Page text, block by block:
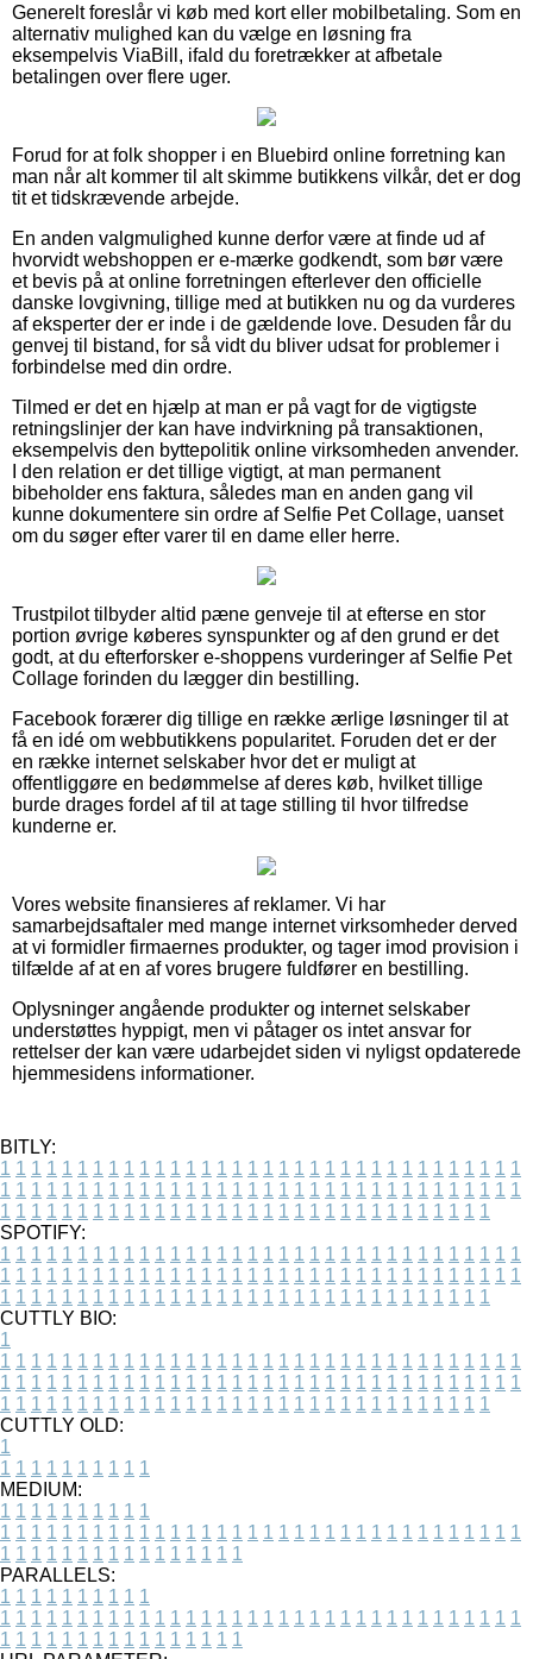
Generelt foreslår vi køb med kort eller mobilbetaling. Som en
alternativ mulighed kan du vælge en løsning fra
eksempelvis ViaBill, ifald du foretrækker at afbetale
betalingen over flere uger.
Forud for at folk shopper i en Bluebird online forretning kan
man når alt kommer til alt skimme butikkens vilkår, det er dog
tit et tidskrævende arbejde.
En anden valgmulighed kunne derfor være at finde ud af
hvorvidt webshoppen er e-mærke godkendt, som bør være
et bevis på at online forretningen efterlever den officielle
danske lovgivning, tillige med at butikken nu og da vurderes
af eksperter der er inde i de gældende love. Desuden får du
genvej til bistand, for så vidt du bliver udsat for problemer i
forbindelse med din ordre.
Tilmed er det en hjælp at man er på vagt for de vigtigste
retningslinjer der kan have indvirkning på transaktionen,
eksempelvis den byttepolitik online virksomheden anvender.
I den relation er det tillige vigtigt, at man permanent
bibeholder ens faktura, således man en anden gang vil
kunne dokumentere sin ordre af Selfie Pet Collage, uanset
om du søger efter varer til en dame eller herre.
Trustpilot tilbyder altid pæne genveje til at efterse en stor
portion øvrige køberes synspunkter og af den grund er det
godt, at du efterforsker e-shoppens vurderinger af Selfie Pet
Collage forinden du lægger din bestilling.
Facebook forærer dig tillige en række ærlige løsninger til at
få en idé om webbutikkens popularitet. Foruden det er der
en række internet selskaber hvor det er muligt at
offentliggøre en bedømmelse af deres køb, hvilket tillige
burde drages fordel af til at tage stilling til hvor tilfredse
kunderne er.
Vores website finansieres af reklamer. Vi har
samarbejdsaftaler med mange internet virksomheder derved
at vi formidler firmaernes produkter, og tager imod provision i
tilfælde af at en af vores brugere fuldfører en bestilling.
Oplysninger angående produkter og internet selskaber
understøttes hyppigt, men vi påtager os intet ansvar for
rettelser der kan være udarbejdet siden vi nyligst opdaterede
hjemmesidens informationer.
BITLY:
1 1 1 1 1 1 1 1 1 1 1 1 1 1 1 1 1 1 1 1 1 1 1 1 1 1 1 1 1 1 1 1 1 1
1 1 1 1 1 1 1 1 1 1 1 1 1 1 1 1 1 1 1 1 1 1 1 1 1 1 1 1 1 1 1 1 1 1
1 1 1 1 1 1 1 1 1 1 1 1 1 1 1 1 1 1 1 1 1 1 1 1 1 1 1 1 1 1 1 1
SPOTIFY:
1 1 1 1 1 1 1 1 1 1 1 1 1 1 1 1 1 1 1 1 1 1 1 1 1 1 1 1 1 1 1 1 1 1
1 1 1 1 1 1 1 1 1 1 1 1 1 1 1 1 1 1 1 1 1 1 1 1 1 1 1 1 1 1 1 1 1 1
1 1 1 1 1 1 1 1 1 1 1 1 1 1 1 1 1 1 1 1 1 1 1 1 1 1 1 1 1 1 1 1
CUTTLY BIO:
1
1 1 1 1 1 1 1 1 1 1 1 1 1 1 1 1 1 1 1 1 1 1 1 1 1 1 1 1 1 1 1 1 1 1
1 1 1 1 1 1 1 1 1 1 1 1 1 1 1 1 1 1 1 1 1 1 1 1 1 1 1 1 1 1 1 1 1 1
1 1 1 1 1 1 1 1 1 1 1 1 1 1 1 1 1 1 1 1 1 1 1 1 1 1 1 1 1 1 1 1
CUTTLY OLD:
1
1 1 1 1 1 1 1 1 1 1
MEDIUM:
1 1 1 1 1 1 1 1 1 1
1 1 1 1 1 1 1 1 1 1 1 1 1 1 1 1 1 1 1 1 1 1 1 1 1 1 1 1 1 1 1 1 1 1
1 1 1 1 1 1 1 1 1 1 1 1 1 1 1 1
PARALLELS:
1 1 1 1 1 1 1 1 1 1
1 1 1 1 1 1 1 1 1 1 1 1 1 1 1 1 1 1 1 1 1 1 1 1 1 1 1 1 1 1 1 1 1 1
1 1 1 1 1 1 1 1 1 1 1 1 1 1 1 1